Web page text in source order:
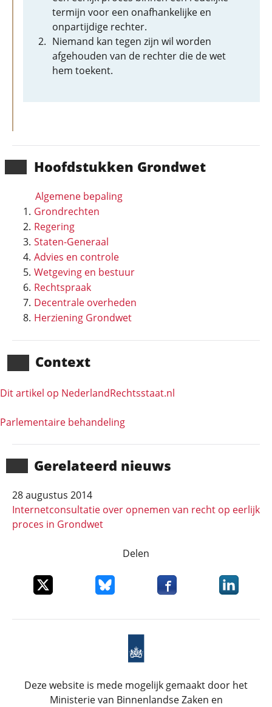
Hoofd­stukken Grondwet
Algemene bepaling
Grondrechten
Regering
Staten-Generaal
Advies en controle
Wetgeving en bestuur
Rechtspraak
Decentrale overheden
Herziening Grondwet
Context
Dit artikel op NederlandRechts­staat.nl
Parlementaire behandeling
Gerela­teerd nieuws
28 augustus 2014
Internetconsultatie over opnemen van recht op eerlijk
proces in Grondwet
termijn voor een onafhankelijke en
onpartijdige rechter.
Niemand kan tegen zijn wil worden
afgehouden van de rechter die de wet
hem toekent.
Delen
Deel dit item op XDeel dit item op Bluesky
Deel dit item opDeel dit
Deze website is mede mogelijk gemaakt door het
Ministerie van Binnenlandse Zaken en